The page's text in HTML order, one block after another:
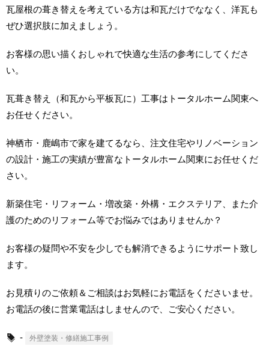
瓦屋根の葺き替えを考えている方は和瓦だけでななく、洋瓦も
ぜひ選択肢に加えましょう。
お客様の思い描くおしゃれで快適な生活の参考にしてくださ
い。
瓦葺き替え（和瓦から平板瓦に）工事はトータルホーム関東へ
お任せください。
神栖市・鹿嶋市で家を建てるなら、注文住宅やリノベーション
の設計・施工の実績が豊富なトータルホーム関東にお任せくだ
さい。
新築住宅・リフォーム・増改築・外構・エクステリア、また介
護のためのリフォーム等でお悩みではありませんか？
お客様の疑問や不安を少しでも解消できるようにサポート致し
ます。
お見積りのご依頼＆ご相談はお気軽にお電話をくださいませ。
お電話の後に営業電話はしませんので、ご安心ください。
- 外壁塗装・修繕施工事例